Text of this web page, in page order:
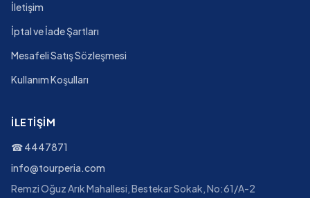
İletişim
İptal ve İade Şartları
Mesafeli Satış Sözleşmesi
Kullanım Koşulları
İLETIŞIM
☎4447871
info@tourperia.com
Remzi Oğuz Arık Mahallesi, Bestekar Sokak, No:61/A-2